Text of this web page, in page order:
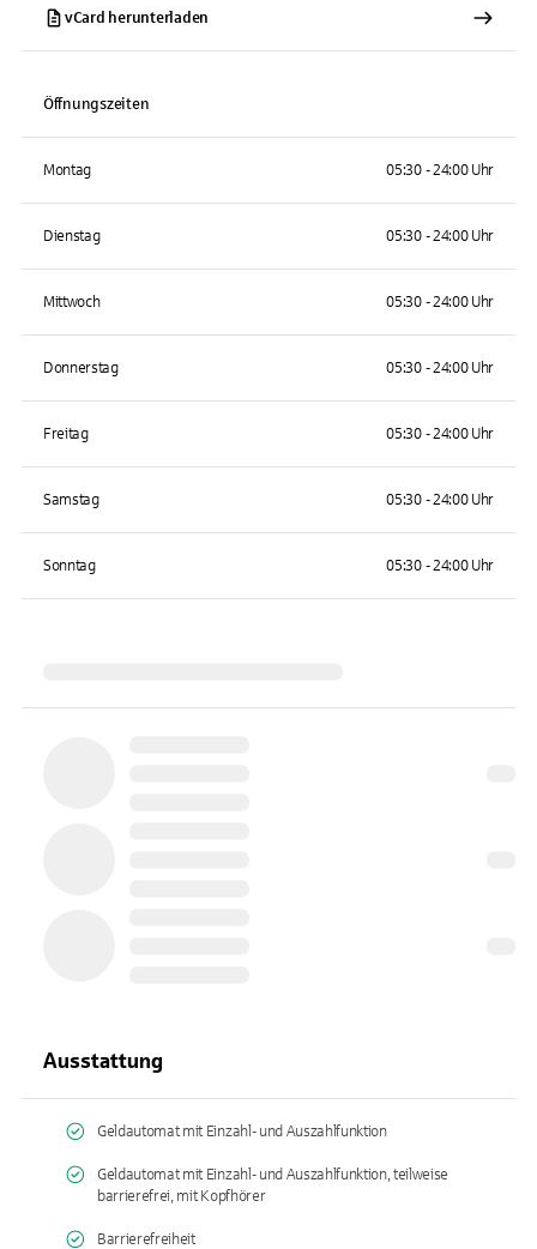
vCard herunterladen
Öffnungszeiten
Montag 05:30 - 24:00 Uhr
Dienstag 05:30 - 24:00 Uhr
Mittwoch 05:30 - 24:00 Uhr
Donnerstag 05:30 - 24:00 Uhr
Freitag 05:30 - 24:00 Uhr
Samstag 05:30 - 24:00 Uhr
Sonntag 05:30 - 24:00 Uhr
Ausstattung
Geldautomat mit Einzahl- und Auszahlfunktion
Geldautomat mit Einzahl- und Auszahlfunktion, teilweise
barrierefrei, mit Kopfhörer
Barrierefreiheit